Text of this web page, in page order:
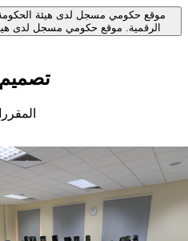
موقع حكومي مسجل لدى هيئة
الرقمية. موقع حكومي مسجل لدى